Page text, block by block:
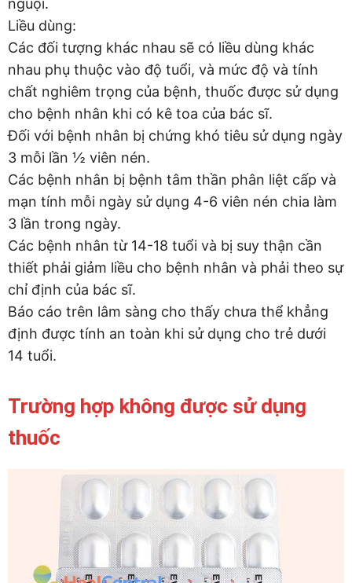
Liều dùng:
Các đối tượng khác nhau sẽ có liều dùng khác
nhau phụ thuộc vào độ tuổi, và mức độ và tính
chất nghiêm trọng của bệnh, thuốc được sử dụng
cho bệnh nhân khi có kê toa của bác sĩ.
Đối với bệnh nhân bị chứng khó tiêu sử dụng ngày
3 mỗi lần ½ viên nén.
Các bệnh nhân bị bệnh tâm thần phân liệt cấp và
mạn tính mỗi ngày sử dụng 4-6 viên nén chia làm
3 lần trong ngày.
Các bệnh nhân từ 14-18 tuổi và bị suy thận cần
thiết phải giảm liều cho bệnh nhân và phải theo sự
chỉ định của bác sĩ.
Báo cáo trên lâm sàng cho thấy chưa thể khẳng
định được tính an toàn khi sử dụng cho trẻ dưới
14 tuổi.
Trường hợp không được sử dụng
thuốc